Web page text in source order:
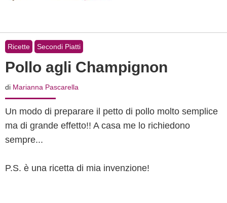
Ricette Secondi Piatti
Pollo agli Champignon
di Marianna Pascarella
Un modo di preparare il petto di pollo molto semplice
ma di grande effetto!! A casa me lo richiedono
sempre...
P.S. è una ricetta di mia invenzione!